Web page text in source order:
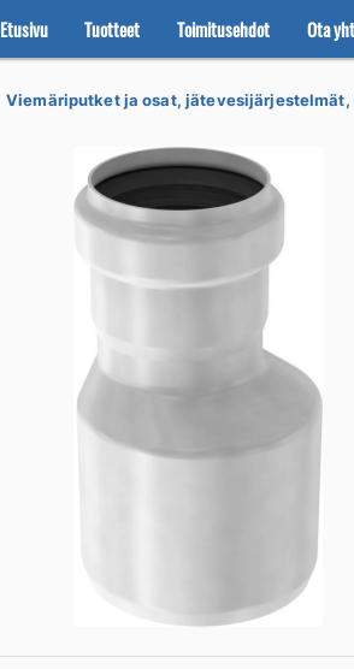
Etusivu Tuotteet Toimitusehdot Ota
Viemäriputket ja osat,